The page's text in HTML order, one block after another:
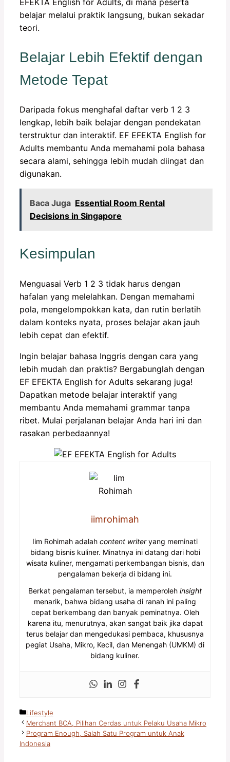
belajar melalui praktik langsung, bukan sekadar
teori.
Belajar Lebih Efektif dengan
Metode Tepat
Daripada fokus menghafal daftar verb 1 2 3
lengkap, lebih baik belajar dengan pendekatan
terstruktur dan interaktif. EF EFEKTA English for
Adults membantu Anda memahami pola bahasa
secara alami, sehingga lebih mudah diingat dan
digunakan.
Baca Juga Essential Room Rental
Decisions in Singapore
Kesimpulan
Menguasai Verb 1 2 3 tidak harus dengan
hafalan yang melelahkan. Dengan memahami
pola, mengelompokkan kata, dan rutin berlatih
dalam konteks nyata, proses belajar akan jauh
lebih cepat dan efektif.
Ingin belajar bahasa Inggris dengan cara yang
lebih mudah dan praktis? Bergabunglah dengan
EF EFEKTA English for Adults sekarang juga!
Dapatkan metode belajar interaktif yang
membantu Anda memahami grammar tanpa
ribet. Mulai perjalanan belajar Anda hari ini dan
rasakan perbedaannya!
iimrohimah
Iim Rohimah adalah content writeryang meminati
bidang bisnis kuliner. Minatnya ini datang dari hobi
wisata kuliner, mengamati perkembangan bisnis, dan
pengalaman bekerja di bidang ini.
Berkat pengalaman tersebut, ia memperoleh insight
menarik, bahwa bidang usaha di ranah ini paling
cepat berkembang dan banyak peminatnya. Oleh
karena itu, menurutnya, akan sangat baik jika dapat
terus belajar dan mengedukasi pembaca, khususnya
pegiat Usaha, Mikro, Kecil, dan Menengah (UMKM) di
bidang kuliner.
Kategori
Lifestyle
Merchant BCA, Pilihan Cerdas untuk Pelaku Usaha Mikro
Program Enough, Salah Satu Program untuk Anak
Indonesia